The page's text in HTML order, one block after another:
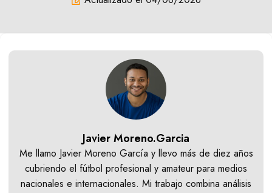
Javier Moreno.Garcia
Me llamo Javier Moreno García y llevo más de diez años
cubriendo el fútbol profesional y amateur para medios
nacionales e internacionales. Mi trabajo combina análisis